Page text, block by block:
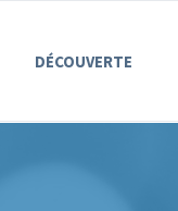
DÉCOUVERTE